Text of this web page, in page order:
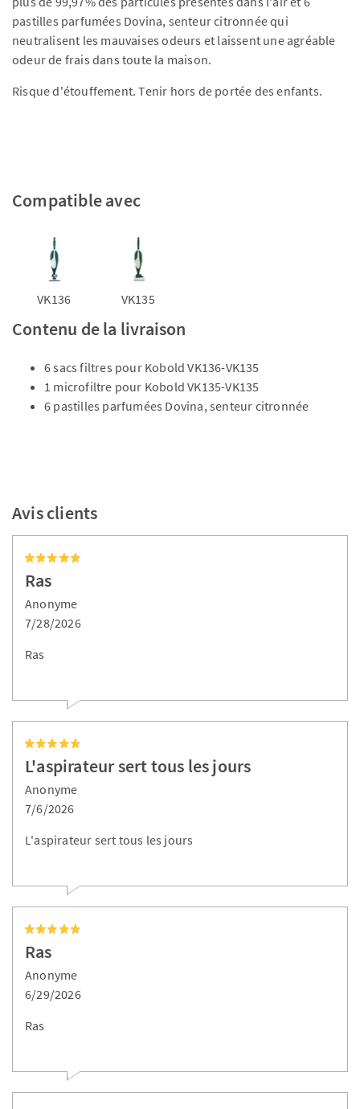
pastilles parfumées Dovina, senteur citronnée qui
neutralisent les mauvaises odeurs et laissent une agréable
odeur de frais dans toute la maison.
Risque d'étouffement. Tenir hors de portée des enfants.
Compatible avec
VK136 VK135
Contenu de la livraison
6 sacs filtres pour Kobold VK136-VK135
1 microfiltre pour Kobold VK135-VK135
6 pastilles parfumées Dovina, senteur citronnée
Avis clients
Ras
Anonyme
7/28/2026
Ras
L'aspirateur sert tous les jours
Anonyme
7/6/2026
L'aspirateur sert tous les jours
Ras
Anonyme
6/29/2026
Ras